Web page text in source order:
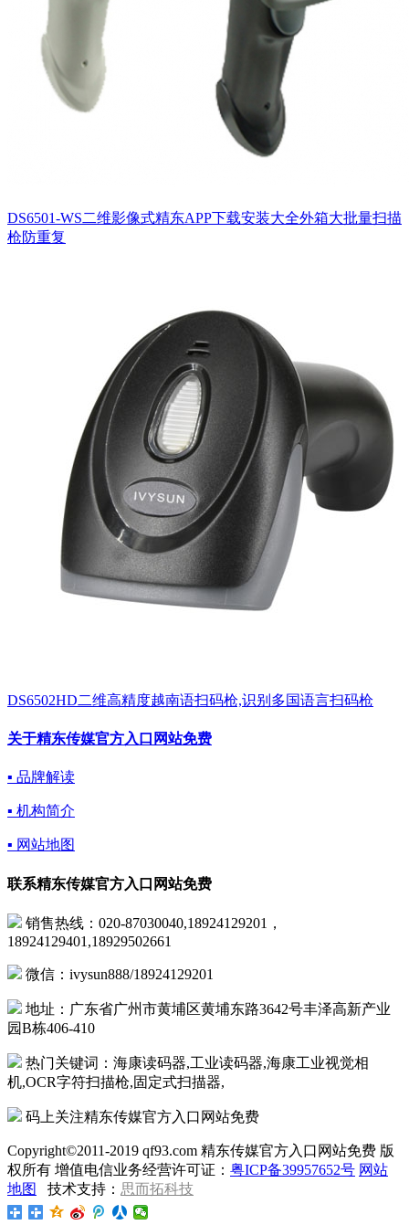
DS6501-WS二维影像式精东APP下载安装大全外箱大批量扫描
枪防重复
DS6502HD二维高精度越南语扫码枪,识别多国语言扫码枪
关于精东传媒官方入口网站免费
▪ 品牌解读
▪ 机构简介
▪ 网站地图
联系精东传媒官方入口网站免费
销售热线：020-87030040,18924129201，
18924129401,18929502661
微信：ivysun888/18924129201
地址：广东省广州市黄埔区黄埔东路3642号丰泽高新产业
园B栋406-410
热门关键词：海康读码器,工业读码器,海康工业视觉相
机,OCR字符扫描枪,固定式扫描器,
码上关注精东传媒官方入口网站免费
Copyright©2011-2019 qf93.com 精东传媒官方入口网站免费 版
权所有 增值电信业务经营许可证： 粤ICP备39957652号 网站
地图
技术支持： 思而拓科技